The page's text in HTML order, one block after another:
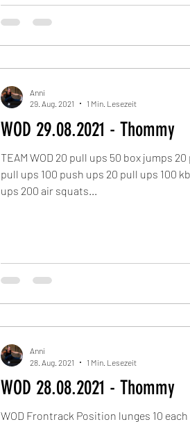
WOD 29.08.2021 - Thommy
TEAM WOD 20 pull ups 50 box jumps
pull ups 100 push ups 20 pull ups 100
ups 200 air squats...
Anni
29. Aug. 2021
1 Min. Lesezeit
WOD 28.08.2021 - Thommy
WOD Frontrack Position lunges 10
Anni
28. Aug. 2021
1 Min. Lesezeit